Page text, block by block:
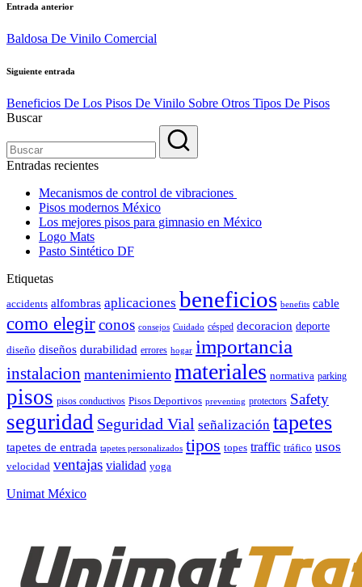
Navegación
de
Entrada anterior
Baldosa De Vinilo Comercial
Siguiente entrada
Beneficios De Los Pisos De Vinilo Sobre Otros Tipos De Pisos
Buscar
Entradas recientes
Mecanismos de control de vibraciones
Pisos modernos México
Los mejores pisos para gimnasio en México
Logo Mats
Pasto Sintético DF
Etiquetas
accidents alfombras aplicaciones beneficios benefits cable
como elegirconos consejos Cuidado césped decoracion deporte
diseño diseños durabilidad errores hogar importancia
instalacion mantenimiento materiales normativa parking
pisos pisos conductivos Pisos Deportivos preventing protectors Safety
seguridad Seguridad Vial señalización tapetes
tapetes de entrada tapetes personalizados tipos topes traffic tráfico usos
velocidad ventajas vialidad yoga
Unimat México